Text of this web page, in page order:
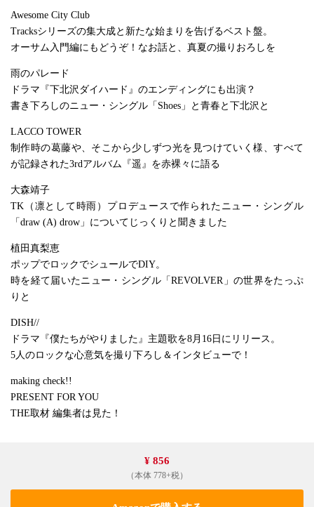
Awesome City Club
Tracksシリーズの集大成と新たな始まりを告げるベスト盤。
オーサム入門編にもどうぞ！なお話と、真夏の撮りおろしを
雨のパレード
ドラマ『下北沢ダイハード』のエンディングにも出演？
書き下ろしのニュー・シングル「Shoes」と青春と下北沢と
LACCO TOWER
制作時の葛藤や、そこから少しずつ光を見つけていく様、すべて
が記録された3rdアルバム『遥』を赤裸々に語る
大森靖子
TK（凛として時雨）プロデュースで作られたニュー・シングル
「draw (A) drow」についてじっくりと聞きました
植田真梨恵
ポップでロックでシュールでDIY。
時を経て届いたニュー・シングル「REVOLVER」の世界をたっぷ
りと
DISH//
ドラマ『僕たちがやりました』主題歌を8月16日にリリース。
5人のロックな心意気を撮り下ろし＆インタビューで！
making check!!
PRESENT FOR YOU
THE取材 編集者は見た！
¥ 856
（本体 778+税）